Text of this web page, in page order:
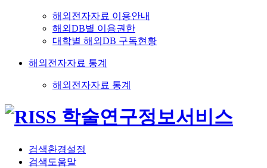
해외전자자료 이용안내
해외DB별 이용권한
대학별 해외DB 구독현황
해외전자자료 통계
해외전자자료 통계
검색환경설정
검색도움말